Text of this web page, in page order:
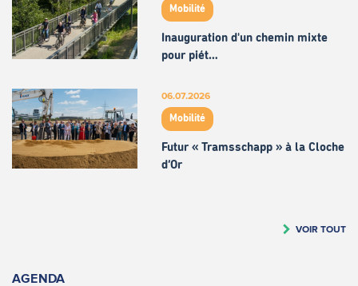
Mobilité
Inauguration d'un chemin mixte
pour piét…
06.07.2026
Mobilité
Futur « Tramsschapp » à la Cloche
d’Or
VOIR TOUT
AGENDA